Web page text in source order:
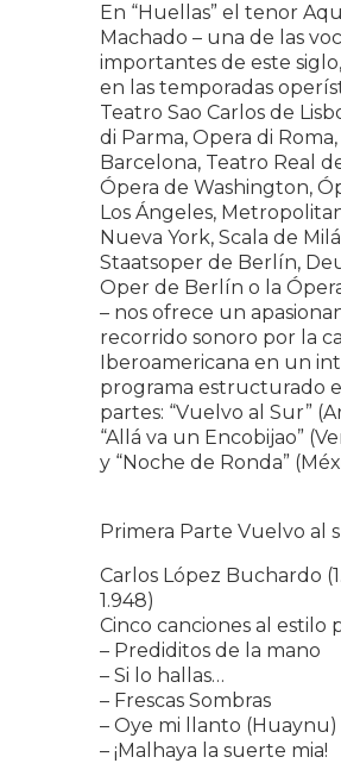
En “Huellas” el tenor
Machado – una de las
importantes de este
en las temporadas
Teatro Sao Carlos de
di Parma, Opera di
Barcelona, Teatro Real
Ópera de Washington,
Los Ángeles,
Nueva York, Scala de
Staatsoper de Berlín,
Oper de Berlín o la
– nos ofrece un
recorrido sonoro por la
Iberoamericana en un
programa estructurado
partes: “Vuelvo al Sur”
“Allá va un Encobijao”
y “Noche de Ronda”
Primera Parte Vuelvo al
Carlos López Buchardo
1.948)
Cinco canciones al estilo
– Prediditos de la mano
– Si lo hallas…
– Frescas Sombras
– Oye mi llanto (Huaynu)
– ¡Malhaya la suerte mia!